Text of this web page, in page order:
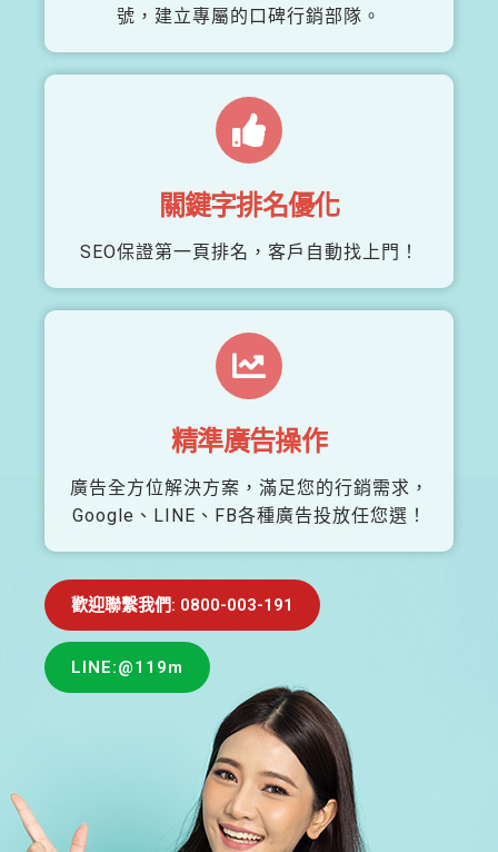
號，建立專屬的口碑行銷部隊。
關鍵字排名優化
SEO保證第一頁排名，客戶自動找上門！
精準廣告操作
廣告全方位解決方案，滿足您的行銷需求，
Google、LINE、FB各種廣告投放任您選！
歡迎聯繫我們: 0800-003-191
LINE:@119m